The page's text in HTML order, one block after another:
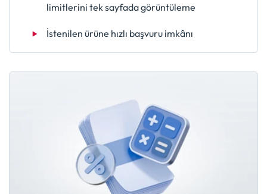
limitlerini tek sayfada görüntüleme
İstenilen ürüne hızlı başvuru imkânı